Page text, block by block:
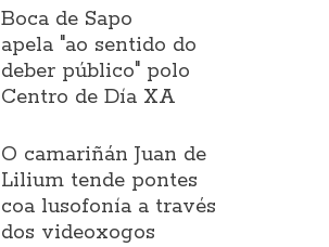
Boca de Sapo
apela "ao sentido do
deber público" polo
Centro de Día XA
O camariñán Juan de
Lilium tende pontes
coa lusofonía a través
dos videoxogos